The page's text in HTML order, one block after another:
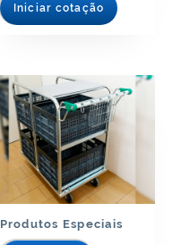
Iniciar cotação
Produtos Especiais